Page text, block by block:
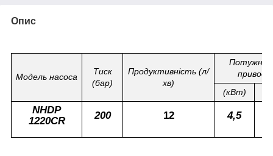
Опис
Модель насоса
Тиск
(бар)
Продуктивність (л/
хв)
привода
(кВт)
NHDP
1220СR
200 12 4,5